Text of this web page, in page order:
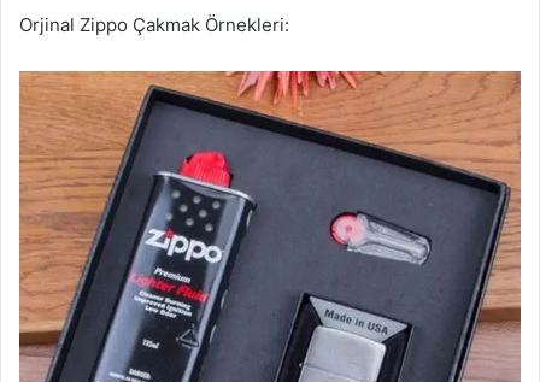
Orjinal Zippo Çakmak Örnekleri: